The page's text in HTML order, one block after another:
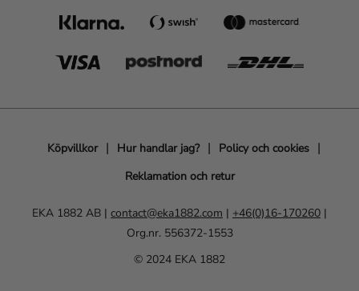
Köpvillkor Hur handlar jag?
Policy och cookies
Reklamation och retur
EKA 1882 AB | contact@eka1882.com | +46(0)16-170260 |
Org.nr. 556372-1553
© 2024 EKA 1882